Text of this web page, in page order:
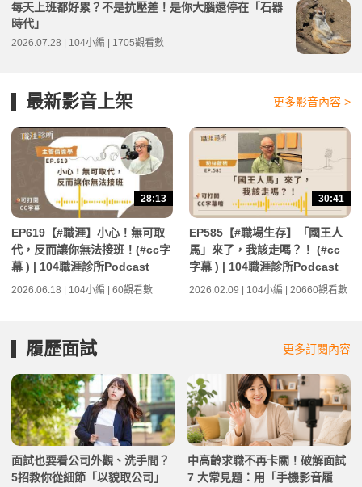
每天上班都好累？不是抗壓差！是你大腦還停在「石器
時代」
2026.07.28 | 104小編 | 1705觀看數
最新影音上架 更多影音內容 >
28:13
EP619【#職涯】小心！無可取
代，反而讓你無法接班！(#cc字
幕 ) | 104職涯診所Podcast
2026.06.18 | 104小編 | 60觀看數
30:41
EP585【#職場生存】「國王人
馬」來了，我該走嗎？！ (#cc
字幕 ) | 104職涯診所Podcast
2026.02.09 | 104小編 | 20660觀看數
履歷面試 更多訂閱內容
面試也要看公司外觀、洗手間？
5招教你從細節「以貌取公司」
中高齡求職不再卡關！破解面試
7 大常見題：用「手機影音履